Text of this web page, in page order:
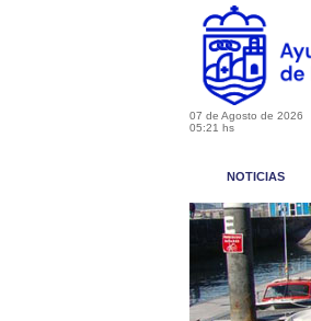
07 de Agosto de 2026
05:21 hs
NOTICIAS